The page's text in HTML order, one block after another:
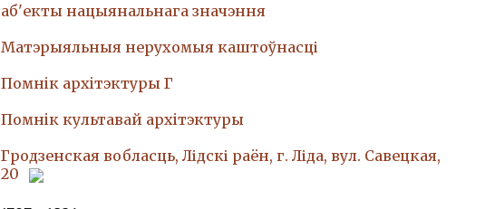
аб'екты нацыянальнага значэння
Матэрыяльныя нерухомыя каштоўнасці
Помнiк архiтэктуры Г
Помнiк культавай архiтэктуры
Гродзенская вобласць, Лідскі раён, г. Ліда, вул. Савецкая,
20